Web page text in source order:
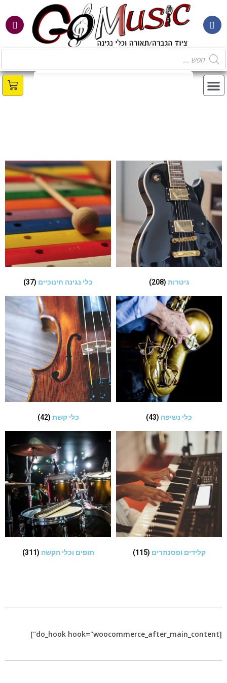
גיטרות (208) כלי נגינה חינוכיים (37)
כלי נשיפה (43) כלי קשת (42)
קלידים ופסנתרים (115) תופים וכלי הקשה (311)
[do_hook hook="woocommerce_after_main_content"]